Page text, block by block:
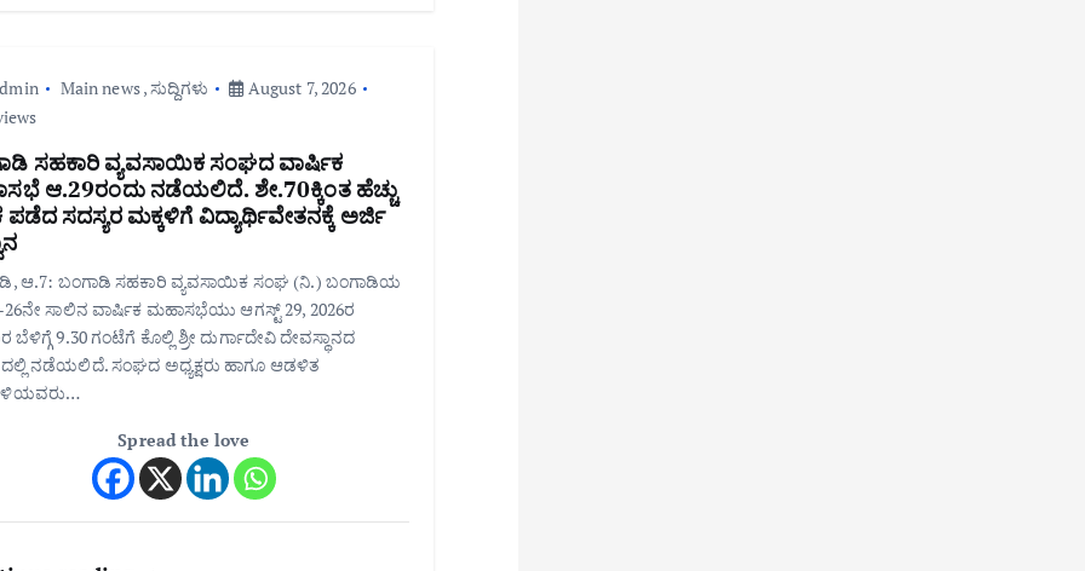
Main news,ಸುದ್ದಿಗಳು
August 7, 2026
ಸಹಕಾರಿ ವ್ಯವಸಾಯಿಕ ಸಂಘದ ವಾರ್ಷಿಕ
ಆ.29ರಂದು ನಡೆಯಲಿದೆ. ಶೇ.70ಕ್ಕಿಂತ ಹೆಚ್ಚು
ಸದಸ್ಯರ ಮಕ್ಕಳಿಗೆ ವಿದ್ಯಾರ್ಥಿವೇತನಕ್ಕೆ ಅರ್ಜಿ
ಆ.7: ಬಂಗಾಡಿ ಸಹಕಾರಿ ವ್ಯವಸಾಯಿಕ ಸಂಘ (ನಿ.) ಬಂಗಾಡಿಯ
ಸಾಲಿನ ವಾರ್ಷಿಕ ಮಹಾಸಭೆಯು ಆಗಸ್ಟ್ 29, 2026ರ
ಬೆಳಿಗ್ಗೆ 9.30 ಗಂಟೆಗೆ ಕೊಲ್ಲಿ ಶ್ರೀ ದುರ್ಗಾದೇವಿ ದೇವಸ್ಥಾನದ
ನಡೆಯಲಿದೆ. ಸಂಘದ ಅಧ್ಯಕ್ಷರು ಹಾಗೂ ಆಡಳಿತ
Spread the love